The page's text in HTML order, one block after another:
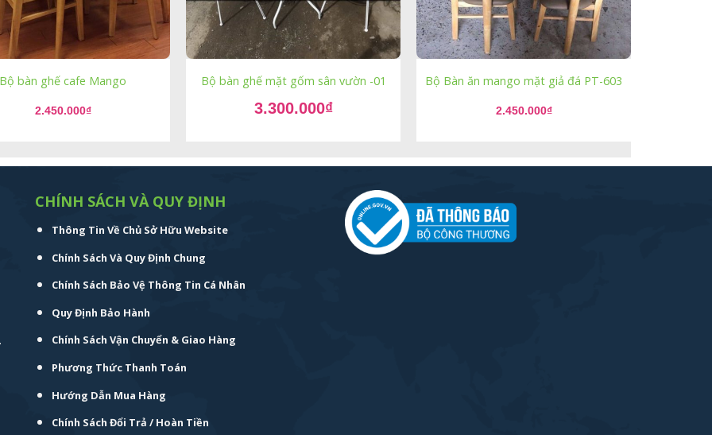
Bộ bàn ghế cafe Mango
2.450.000₫
Bộ bàn ghế mặt gốm sân vườn -01
Giá
gốc
3.300.000₫
3.300.000₫.
Bộ Bàn ăn mango mặt giả đá PT-603
2.450.000₫
CHÍNH SÁCH VÀ QUY ĐỊNH
Thông Tin Về Chủ Sở Hữu Website
Chính Sách Và Quy Định Chung
Chính Sách Bảo Vệ Thông Tin Cá Nhân
Quy Định Bảo Hành
Chính Sách Vận Chuyển & Giao Hàng
Phương Thức Thanh Toán
Hướng Dẫn Mua Hàng
Chính Sách Đổi Trả / Hoàn Tiền